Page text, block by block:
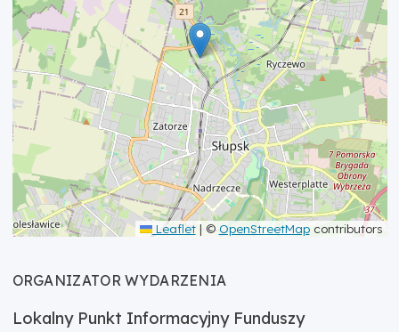
Leaflet | © OpenStreetMapcontributors
ORGANIZATOR WYDARZENIA
Lokalny Punkt Informacyjny Funduszy